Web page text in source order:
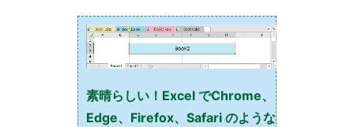
素晴らしい！Excel でChrome、
Edge、Firefox、Safari のような